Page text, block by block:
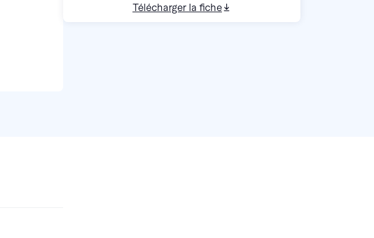
Télécharger la fiche